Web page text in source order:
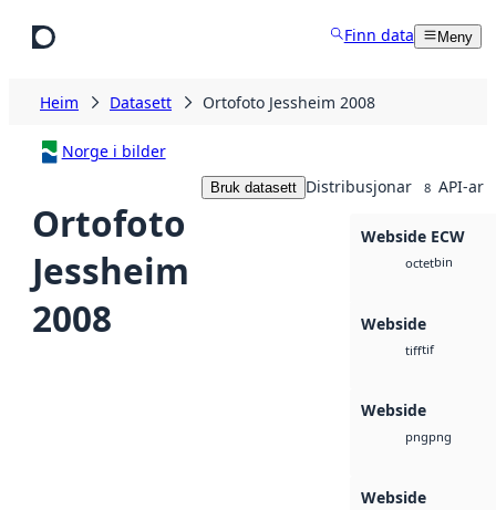
Finn data Meny
Heim Datasett Ortofoto Jessheim 2008
Norge i bilder
Ortofoto
Jessheim
2008
Bruk datasett Distribusjonar 8 API-ar
Webside ECW
octetbin
Webside
tifftif
Webside
pngpng
Webside